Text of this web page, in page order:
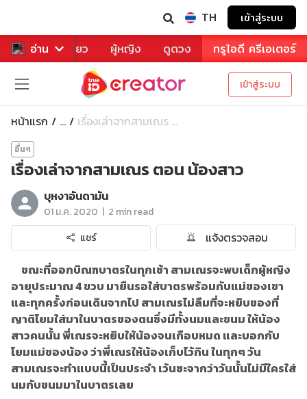
TH เข้าสู่ระบบ
อ่าน
หาร ท่องเที่ยว ผู้หญิง ดูดวง ทรูไอดี ครีเอเตอร์
เข้าสู่ระบบ
หน้าแรก ... เรื่องเล่าจากสามเณร ...
อื่นๆ
เรื่องเล่าจากสามเณร ตอน น้องสาว
บุหงาอันดามัน
01 ม.ค. 2020 | 2 min read
แชร์
แจ้งตรวจสอบ
ขณะที่ออกบิณฑบาตรในทุกเช้า สามเณรจะพบเด็กผู้หญิง
อายุประมาณ 4 ขวบ มายืนรอใส่บาตรพร้อมกับแม่ของเขา
และทุกครั้งก่อนเดินจากไป สามเณรไม่ลืมที่จะหยิบของที่
ญาติโยมใส่มาในบาตรของตนซึ่งมีทั้งนมและขนม ให้น้อง
สาวคนนั้น พี่เณรจะหยิบให้น้องจนเกือบหมด และบอกกับ
โยมแม่ของน้อง ว่าพี่เณรให้น้องเก็บไว้กิน ในทุกๆ วัน
สามเณรจะทำแบบนี้เป็นประจำ เว้นซะจากว่าวันนั้นไม่มีใครใส่
นมกับขนมมาในบาตรเลย